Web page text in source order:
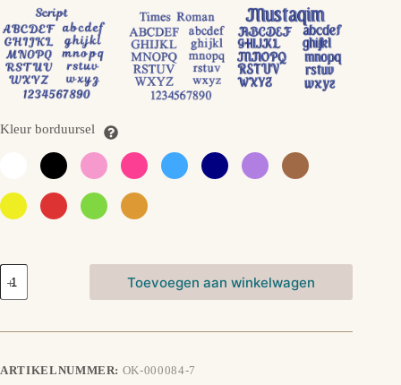
Kleur borduursel
Speendoekje
Little
Star
Groen
Toevoegen aan winkelwagen
ARTIKELNUMMER: OK-000084-7